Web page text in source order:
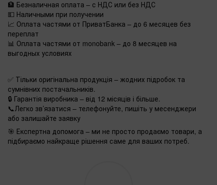
🏦 Безналичная оплата – с НДС или без НДС
💵 Наличными при получении
📈 Оплата частями от ПриватБанка – до 6 месяцев без
переплат
📊 Оплата частями от monobank – до 8 месяцев на
выгодных условиях
✅ Тільки оригінальна продукція – жодних підробок та
сумнівних постачальників.
🔒 Гарантія виробника – від 12 місяців і більше.
📞Легко зв’язатися – телефонуйте, пишіть у месенджери
або залишайте заявку
🎯 Експертна допомога – ми не просто продаємо товари, а
підбираємо найкраще рішення саме для ваших потреб.